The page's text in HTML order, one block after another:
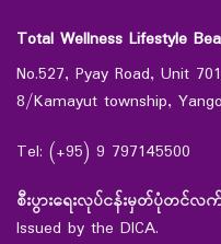
Total Wellness Lifestyle
No.527, Pyay Road, Unit
8/Kamayut township,
Tel: (+95) 9 797145500
စီးပွားရေးလုပ်ငန်းမှတ်ပုံတင်
Issued by the DICA.